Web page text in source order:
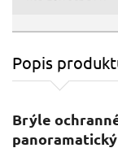
Popis
Brýle
panoramatický